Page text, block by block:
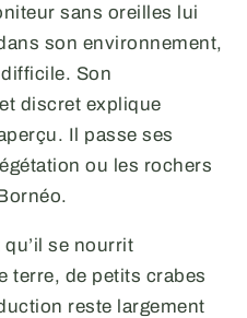
sans oreilles lui
son environnement,
Son
discret explique
Il passe ses
ou les rochers
se nourrit
terre, de petits crabes
reste largement